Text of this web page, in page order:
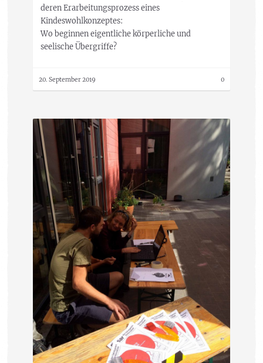
deren Erarbeitungsprozess eines
Kindeswohlkonzeptes:
Wo beginnen eigentliche körperliche und
seelische Übergriffe?
20. September 2019 0